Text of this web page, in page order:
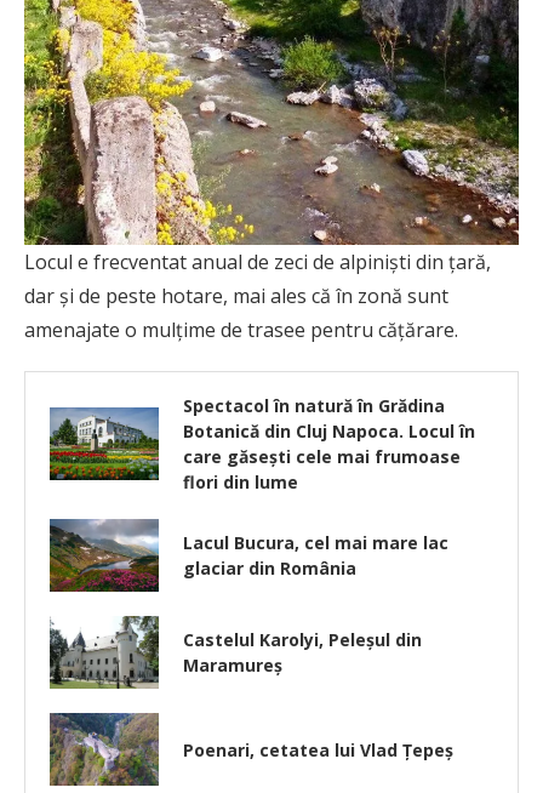
Locul e frecventat anual de zeci de alpinişti din ţară,
dar şi de peste hotare, mai ales că în zonă sunt
amenajate o mulţime de trasee pentru căţărare.
Spectacol în natură în Grădina
Botanică din Cluj Napoca. Locul în
care găsești cele mai frumoase
flori din lume
Lacul Bucura, cel mai mare lac
glaciar din România
Castelul Karolyi, Peleșul din
Maramureș
Poenari, cetatea lui Vlad Țepeș